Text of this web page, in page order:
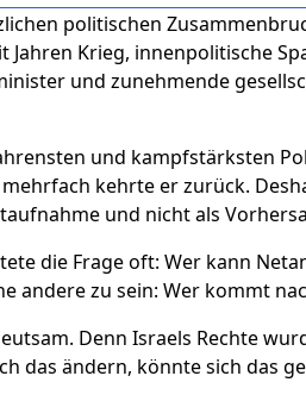
politischen
Krieg, innenpolitische
und zunehmende
und kampfstärksten
kehrte er zurück.
und nicht als
die Frage oft: Wer kann
andere zu sein: Wer kommt
Denn Israels Rechte
das ändern, könnte sich das